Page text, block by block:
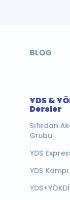
BLOG
YDS &
Dersler
Sıfırdan
Grubu
YDS
YDS Kampı